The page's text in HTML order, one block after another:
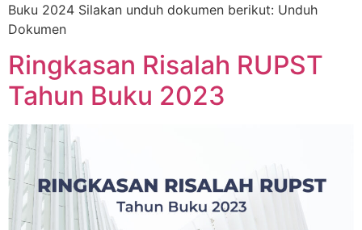
Buku 2024 Silakan unduh dokumen berikut: Unduh
Dokumen
Ringkasan Risalah RUPST
Tahun Buku 2023